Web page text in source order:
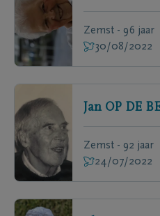
Zemst - 96 jaar
30/08/2022
Jan OP DE
Zemst - 92 jaar
24/07/2022